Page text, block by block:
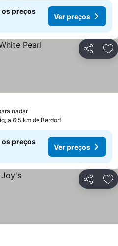
os preços
Ver preços
Partilhar
nadarVer preços
a 6.5 km de Berdorf
os preços
Ver preços
Partilhar